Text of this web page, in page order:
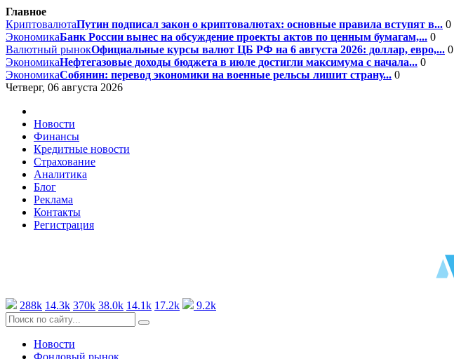
Главное
КриптовалютаПутин подписал закон о криптовалютах: основные правила вступят в... 0
ЭкономикаБанк России вынес на обсуждение проекты актов по ценным бумагам,... 0
Валютный рынокОфициальные курсы валют ЦБ РФ на 6 августа 2026: доллар, евро,... 0
ЭкономикаНефтегазовые доходы бюджета в июле достигли максимума с начала... 0
ЭкономикаСобянин: перевод экономики на военные рельсы лишит страну... 0
Четверг, 06 августа 2026
Новости
Финансы
Кредитные новости
Страхование
Аналитика
Блог
Реклама
Контакты
Регистрация
288k 14.3k 370k 38.0k 14.1k 17.2k 9.2k
Новости
Фондовый рынок